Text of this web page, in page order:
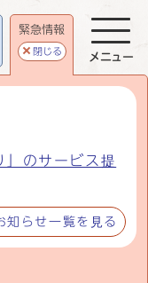
緊急情報
閉じる
」のサービス提
知らせ一覧を見る
メニュー